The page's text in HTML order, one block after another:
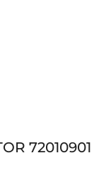
72010901